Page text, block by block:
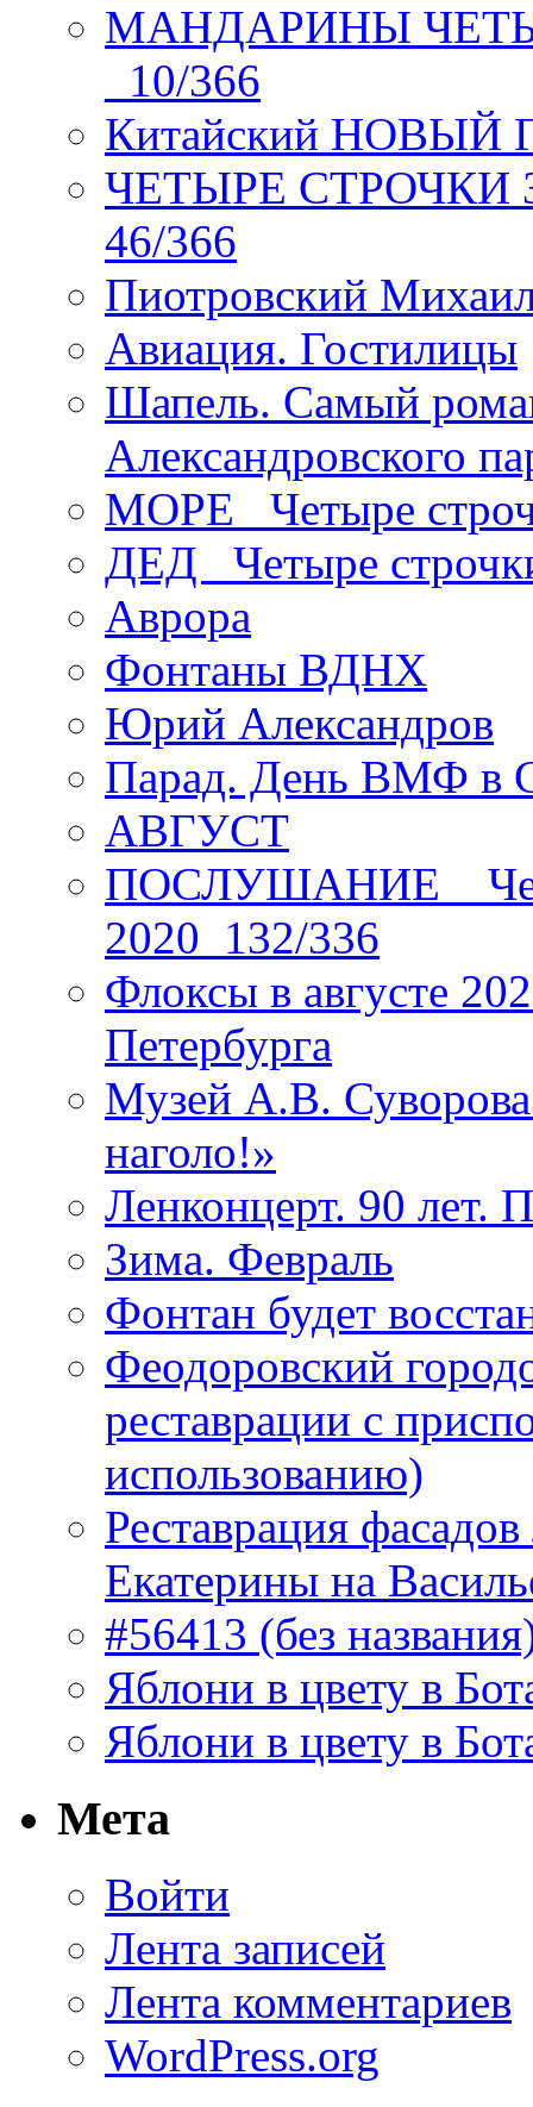
МАНДАРИНЫ
_10/366
Китайский НОВЫЙ
ЧЕТЫРЕ СТРОЧКИ
46/366
Пиотровский
Авиация. Гостилицы
Шапель. Самый
Александровского
МОРЕ _Четыре
ДЕД _Четыре
Аврора
Фонтаны ВДНХ
Юрий Александров
Парад. День ВМФ в
АВГУСТ
ПОСЛУШАНИЕ _
2020_132/336
Флоксы в августе
Петербурга
Музей А.В.
наголо!»
Ленконцерт. 90 лет.
Зима. Февраль
Фонтан будет
Феодоровский
реставрации с
использованию)
Реставрация
Екатерины на
#56413 (без
Яблони в цвету в
Яблони в цвету в
Мета
Войти
Лента записей
Лента комментариев
WordPress.org